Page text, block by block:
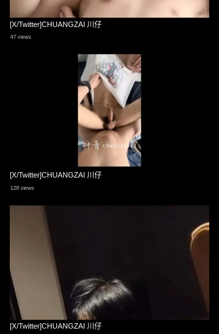
[X/Twitter]CHUANGZAI 川仔
47 views
[X/Twitter]CHUANGZAI 川仔
128 views
[X/Twitter]CHUANGZAI 川仔